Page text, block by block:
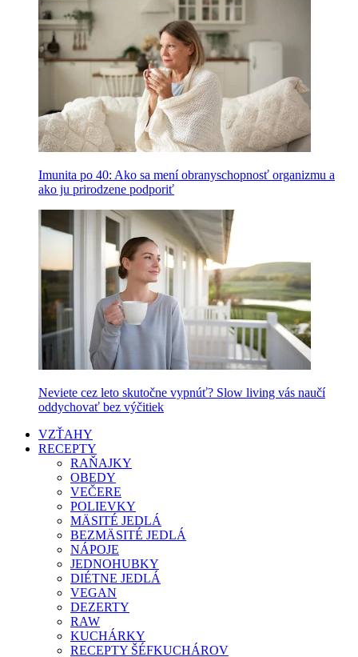
Imunita po 40: Ako sa mení obranyschopnosť organizmu a
ako ju prirodzene podporiť
Neviete cez leto skutočne vypnúť? Slow living vás naučí
oddychovať bez výčitiek
VZŤAHY
RECEPTY
RAŇAJKY
OBEDY
VEČERE
POLIEVKY
MÄSITÉ JEDLÁ
BEZMÄSITÉ JEDLÁ
NÁPOJE
JEDNOHUBKY
DIÉTNE JEDLÁ
VEGAN
DEZERTY
RAW
KUCHÁRKY
RECEPTY ŠÉFKUCHÁROV